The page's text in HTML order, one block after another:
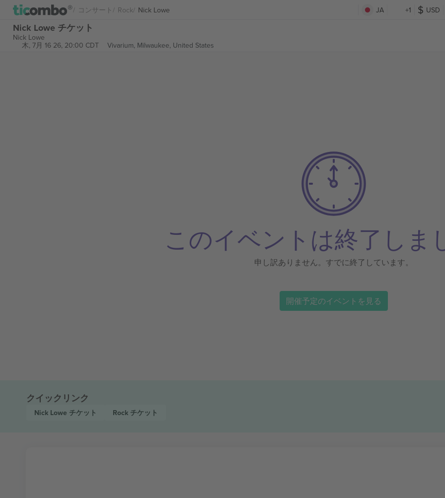
コンサート Rock Nick Lowe JA +1 USD
Nick Lowe チケット
Nick Lowe
木, 7月 16 26, 20:00 CDT
Vivarium, Milwaukee, United States
このイベントは終了しま
申し訳ありません。すでに終了しています。
開催予定のイベントを見る
クイックリンク
Nick Lowe チケット Rock チケット